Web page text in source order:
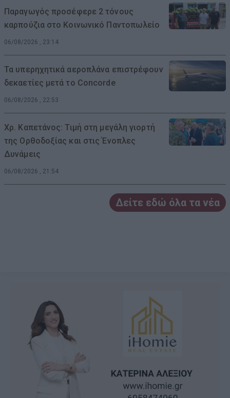
Παραγωγός προσέφερε 2 τόνους
καρπούζια στο Κοινωνικό Παντοπωλείο
06/08/2026 , 23:14
Τα υπερηχητικά αεροπλάνα επιστρέφουν
δεκαετίες μετά το Concorde
06/08/2026 , 22:53
Χρ. Καπετάνος: Τιμή στη μεγάλη γιορτή
της Ορθοδοξίας και στις Ένοπλες
Δυνάμεις
06/08/2026 , 21:54
Δείτε εδώ όλα τα νέα